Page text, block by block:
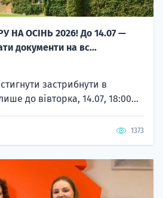
НА ОСІНЬ 2026! До 14.07 —
документи на вс...
застрибнути в
до вівторка, 14.07, 18:00...
1373